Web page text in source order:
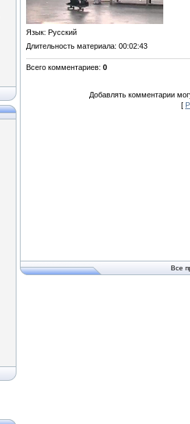
Язык: Русский
Длительность материала: 00:02:43
Всего комментариев: 0
Добавлять комментарии
[
Все